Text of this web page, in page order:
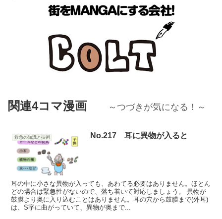
関連4コマ漫画 ～つづきが気になる！～
救急の知識と技術 No.217 耳に異物が入ると
耳の中に小さな異物が入っても、あわてる必要はありません。ほとん
どの場合は緊急性がないので、落ち着いて対応しましょう。 異物が
鼓膜より奥に入り込むことはありません。耳の穴から鼓膜まで(外耳)
は、S字に曲がっていて、異物が奥まで...